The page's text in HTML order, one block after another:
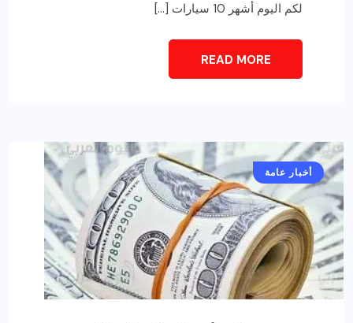
لكم اليوم أشهر 10 سيارات […]
READ MORE
أخبار عامة